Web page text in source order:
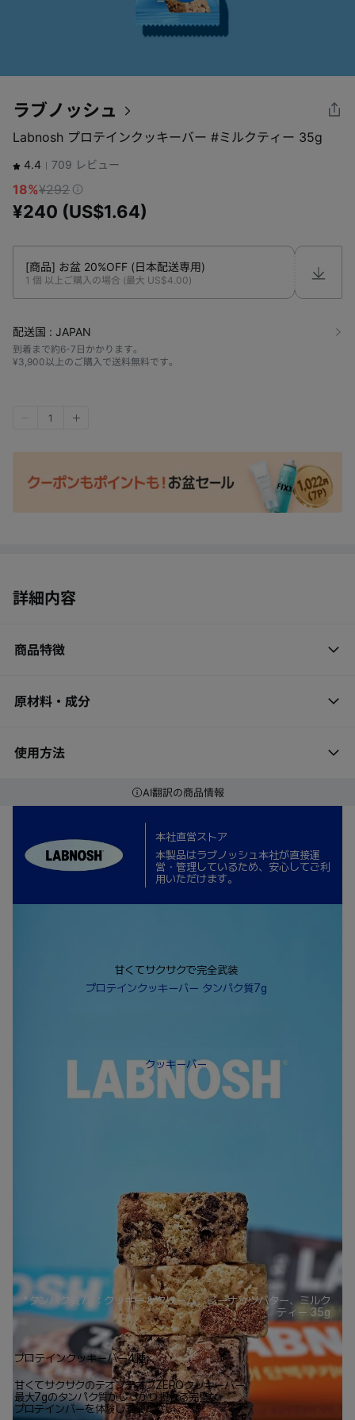
ラブノッシュ
Labnosh プロテインクッキーバー #ミルクティー 35g
4.4 709 レビュー
18%¥292
¥240 (US$1.64)
[商品] お盆 20%OFF (日本配送専用)
1 個 以上ご購入の場合 (最大 US$4.00)
JAPAN
到着まで約6-7日かかります。
¥3,900以上のご購入で送料無料です。
1
詳細内容
商品特徴
原材料・成分
使用方法
AI翻訳の商品情報
本製品はラブノッシュ本社が直接運
営・管理しているため、安心してご利
用いただけます。
本社直営ストア
プロテインクッキーバー4種
甘くてサクサクのテオプテオプZEROクッキーバー、
最大7gのタンパク質がしっかり摂れる完璧な
プロテインバーを体験してください。
*タンパク質7g：クッキー＆クリーム、ピーナッツバター、ミルク
ティー 35g
プロテインクッキーバー タンパク質7g
甘くてサクサクで完全武装
クッキーバー